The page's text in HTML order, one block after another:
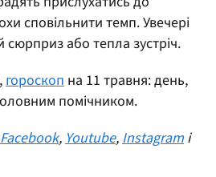
сповільнити темп. Увечері
або тепла зустріч.
гороскоп на 11 травня: день,
помічником.
Facebook,Youtube,Instagram і